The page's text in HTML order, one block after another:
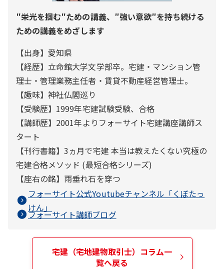
″栄光を掴む″ための講義、″強い意欲″を持ち続ける
ための講義をめざします
【出身】愛知県
【経歴】立命館大学文学部卒。宅建・マンション管
理士・管理業務主任者・賃貸不動産経営管理士。
【趣味】神社仏閣巡り
【受験歴】1999年宅建試験受験、合格
【講師歴】2001年よりフォーサイト宅建講座講師ス
タート
【刊行書籍】3ヵ月で宅建 本当は教えたくない究極の
宅建合格メソッド (最短合格シリーズ)
【座右の銘】雨垂れ石を穿つ
フォーサイト公式Youtubeチャンネル「くぼたっ
けん」
フォーサイト講師ブログ
宅建（宅地建物取引士） コラム一
覧へ戻る